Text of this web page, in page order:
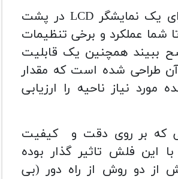
این فلش دارای یک نمایشگر LCD در پشت
شما عملکرد و برخی تنظیمات
ببیند همچنین یک قابلیت
طراحی شده است که مقدار
مورد نیاز ناحیه را ارزیابی
که بر روی دقت و کیفیت
این فلش تاثیر گذار بوده
از دو روش از راه دور (بی